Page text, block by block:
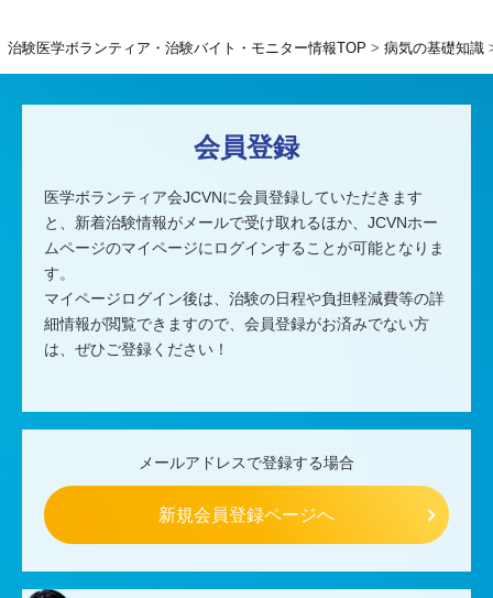
治験医学ボランティア・治験バイト・モニター情報TOP 病気の基礎知識
会員登録
医学ボランティア会JCVNに会員登録していただきます
と、 新着治験情報がメールで受け取れるほか、 JCVNホー
ムページのマイページにログインすることが可能となりま
す。
マイページログイン後は、治験の日程や負担軽減費等の詳
細情報が閲覧できますので、 会員登録がお済みでない方
は、ぜひご登録ください！
メールアドレスで登録する場合
新規会員登録ページへ